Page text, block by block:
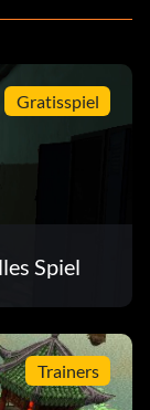
Gratisspiel
Spiel
Trainers